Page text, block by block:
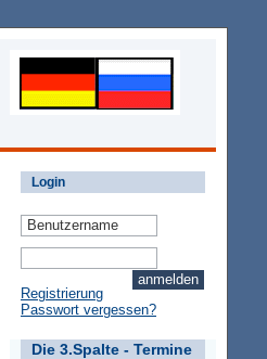
Login
Registrierung
Passwort vergessen?
Die 3.Spalte - Termine